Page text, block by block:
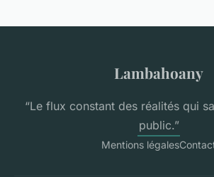
Lambahoany
“Le flux constant des réalités qui
public.”
Mentions légales